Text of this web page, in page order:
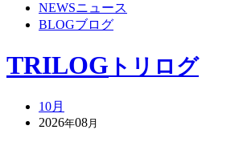
NEWSニュース
BLOGブログ
TRILOG トリログ
10月
2026年08 月